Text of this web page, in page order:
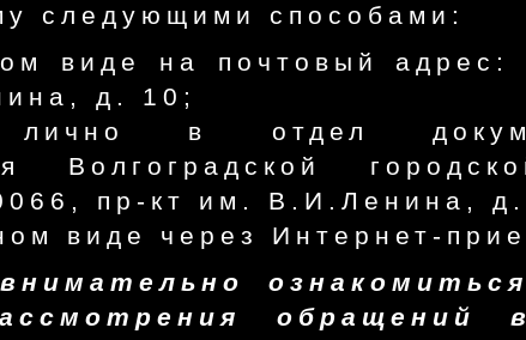
следующими способами:
виде на почтовый адрес:
д. 10;
лично в отдел
Волгоградской
пр-кт им. В.И.Ленина,
виде через Интернет-
обращений